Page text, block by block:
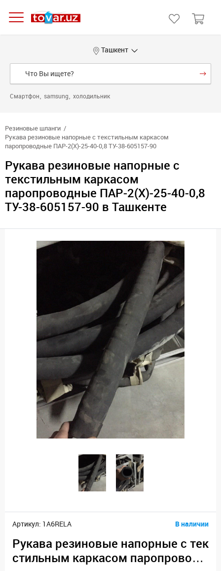
Ташкент
Смартфон samsung холодильник
Резиновые шланги
Рукава резиновые напорные с текстильным каркасом
паропроводные ПАР-2(Х)-25-40-0,8 ТУ-38-605157-90
Рукава резиновые напорные с
текстильным каркасом
паропроводные ПАР-2(Х)-25-40-0,8
ТУ-38-605157-90 в Ташкенте
Артикул: 1A6RELA В наличии
Рукава резиновые напорные с тек
стильным каркасом паропроводн